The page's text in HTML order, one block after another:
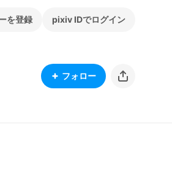
を登録 pixiv IDでログイン
フォロー